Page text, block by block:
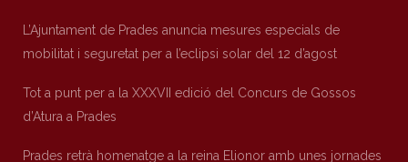
L’Ajuntament de Prades anuncia mesures especials de
mobilitat i seguretat per a l’eclipsi solar del 12 d’agost
Tot a punt per a la XXXVII edició del Concurs de Gossos
d’Atura a Prades
Prades retrà homenatge a la reina Elionor amb unes jornades